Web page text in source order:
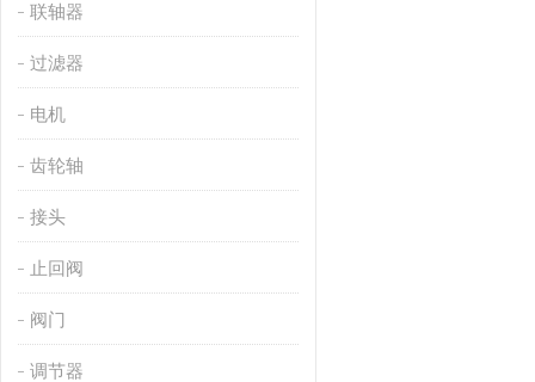
联轴器
过滤器
电机
齿轮轴
接头
止回阀
阀门
调节器